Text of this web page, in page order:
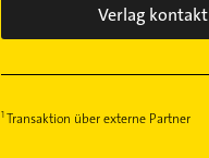
Verlag
Transaktion über externe Partner